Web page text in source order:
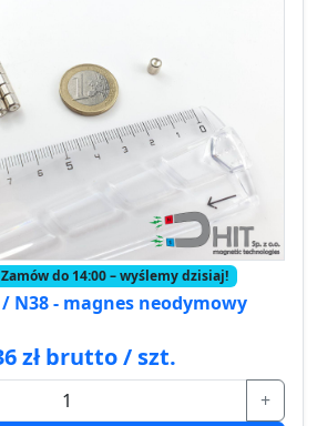
Zamów do 14:00 – wyślemy dzisiaj!
/ N38 - magnes neodymowy
zł brutto / szt.
+